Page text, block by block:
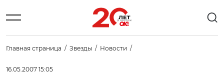
Главная страница Звезды Новости
16.05.2007 15:05